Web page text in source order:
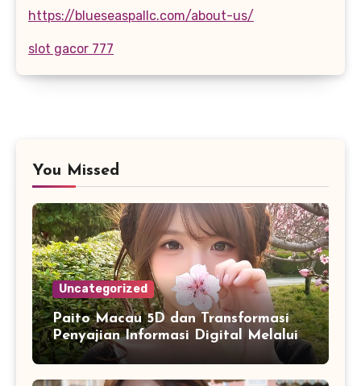
https://blueseaspallc.com/about-us/
slot gacor 777
You Missed
Uncategorized
Paito Macau 5D dan Transformasi
Penyajian Informasi Digital Melalui
Visualisasi Data Modern